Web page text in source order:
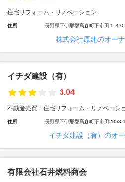
住宅リフォーム・リノベーション
住所 長野県下伊那郡高森町下市田１３０
株式会社原建のオー
イチダ建設（有）
3.04
不動産売買 住宅リフォーム・リノベーシ
住所 長野県下伊那郡高森町下市田2058-1
イチダ建設（有）のオ
有限会社石井燃料商会